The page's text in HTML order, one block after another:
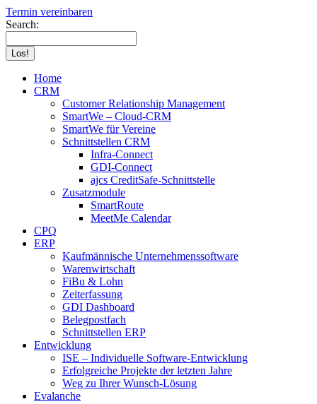
Termin vereinbaren
Search:
Home
CRM
Customer Relationship Management
SmartWe – Cloud-CRM
SmartWe für Vereine
Schnittstellen CRM
Infra-Connect
GDI-Connect
ajcs CreditSafe-Schnittstelle
Zusatzmodule
SmartRoute
MeetMe Calendar
CPQ
ERP
Kaufmännische Unternehmenssoftware
Warenwirtschaft
FiBu & Lohn
Zeiterfassung
GDI Dashboard
Belegpostfach
Schnittstellen ERP
Entwicklung
ISE – Individuelle Software-Entwicklung
Erfolgreiche Projekte der letzten Jahre
Weg zu Ihrer Wunsch-Lösung
Evalanche